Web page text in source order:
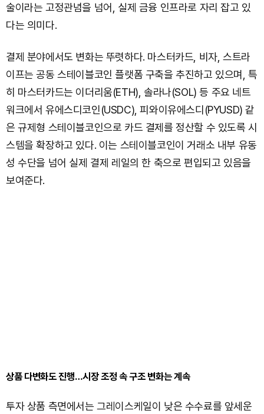
술이라는 고정관념을 넘어, 실제 금융 인프라로 자리 잡고 있
다는 의미다.
결제 분야에서도 변화는 뚜렷하다. 마스터카드, 비자, 스트라
이프는 공동 스테이블코인 플랫폼 구축을 추진하고 있으며, 특
히 마스터카드는 이더리움(ETH), 솔라나(SOL) 등 주요 네트
워크에서 유에스디코인(USDC), 피와이유에스디(PYUSD) 같
은 규제형 스테이블코인으로 카드 결제를 정산할 수 있도록 시
스템을 확장하고 있다. 이는 스테이블코인이 거래소 내부 유동
성 수단을 넘어 실제 결제 레일의 한 축으로 편입되고 있음을
보여준다.
상품 다변화도 진행…시장 조정 속 구조 변화는 계속
투자 상품 측면에서는 그레이스케일이 낮은 수수료를 앞세운